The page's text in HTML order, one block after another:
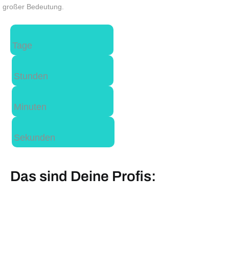
großer Bedeutung.
Tage
Stunden
Minuten
Sekunden
Das sind Deine Profis: